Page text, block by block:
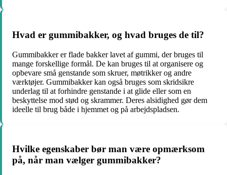
Hvad er gummibakker, og hvad bruges de til?
Gummibakker er flade bakker lavet af gummi, der bruges til
mange forskellige formål. De kan bruges til at organisere og
opbevare små genstande som skruer, møtrikker og andre
værktøjer. Gummibakker kan også bruges som skridsikre
underlag til at forhindre genstande i at glide eller som en
beskyttelse mod stød og skrammer. Deres alsidighed gør dem
ideelle til brug både i hjemmet og på arbejdspladsen.
Hvilke egenskaber bør man være opmærksom
på, når man vælger gummibakker?